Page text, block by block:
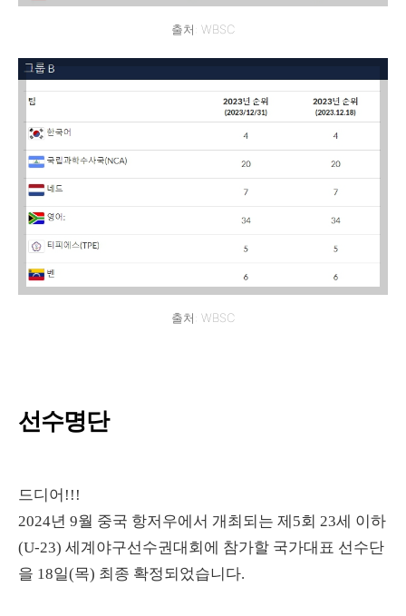
출처: WBSC
출처: WBSC
선수명단
드디어!!!
2024년 9월 중국 항저우에서 개최되는 제5회 23세 이하
(U-23) 세계야구선수권대회에 참가할 국가대표 선수단
을 18일(목) 최종 확정되었습니다.